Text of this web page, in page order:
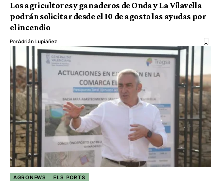
Los agricultores y ganaderos de Onda y La Vilavella
podrán solicitar desde el 10 de agosto las ayudas por
el incendio
PorAdrián Lupiáñez
AGRONEWS ELS PORTS